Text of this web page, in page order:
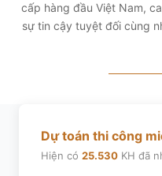
cấp hàng đầu Việt Nam,
sự tin cậy tuyệt đối cùng
Dự toán thi công
Hiện có 25.530 KH đã